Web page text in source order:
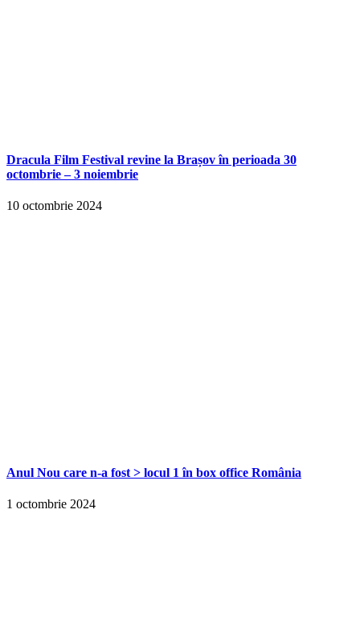
Dracula Film Festival revine la Brașov în perioada 30
octombrie – 3 noiembrie
10 octombrie 2024
Anul Nou care n-a fost > locul 1 în box office România
1 octombrie 2024